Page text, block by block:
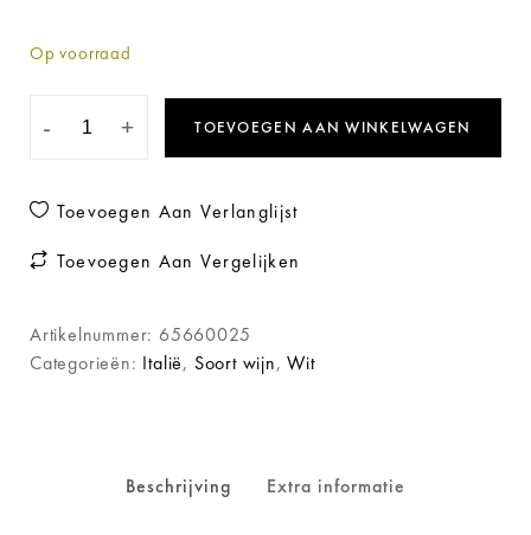
Op voorraad
- + TOEVOEGEN AAN WINKELWAGEN
Toevoegen Aan Verlanglijst
Toevoegen Aan Vergelijken
Artikelnummer: 65660025
Categorieën: Italië, Soort wijn,Wit
Beschrijving Extra informatie